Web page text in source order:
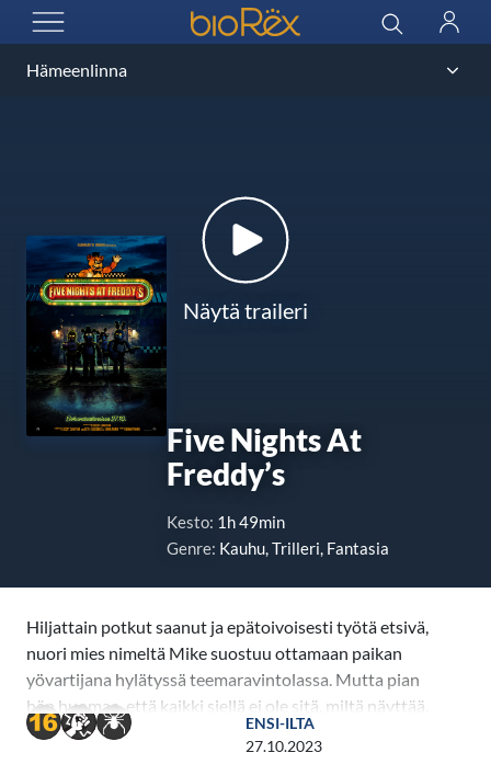
AVAA VALIKKO
BioRex Cinemas Haku
Näytä traileri
Five Nights At
Freddy’s
Kesto: 1h 49min
Genre: Kauhu, Trilleri, Fantasia
Hiljattain potkut saanut ja epätoivoisesti työtä etsivä,
nuori mies nimeltä Mike suostuu ottamaan paikan
yövartijana hylätyssä teemaravintolassa. Mutta pian
hän huomaa, että kaikki siellä ei ole sitä, miltä näyttää.
ENSI-ILTA
27.10.2023